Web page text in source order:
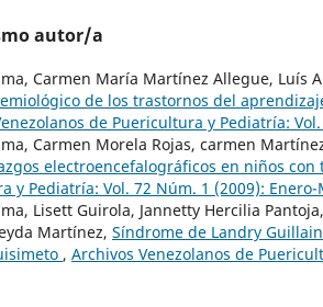
autor/a
Carmen María Martínez Allegue, Luís
de los trastornos del
de Puericultura y Pediatría:
Carmen Morela Rojas, carmen
electroencefalográficos en niños
y Pediatría: Vol. 72 Núm. 1 (2009): Enero-
Lisett Guirola, Jannetty Hercilia
Martínez, Síndrome de Landry
, Archivos Venezolanos de